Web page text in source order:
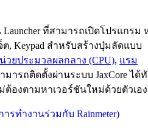
ที่สามารถเปิดโปรแกรม
ต, Keypad สำหรับสร้างปุ่มลัดแบบ
วยประมวลผลกลาง (CPU), แรม
ารถติดตั้งผ่านระบบ JaxCore ได้
องตามหาเวอร์ชันใหม่ด้วยตัวเอง